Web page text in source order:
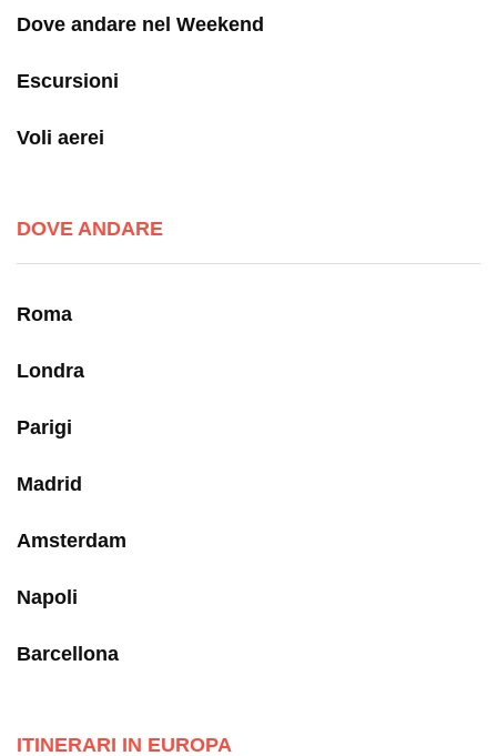
Dove andare nel Weekend
Escursioni
Voli aerei
DOVE ANDARE
Roma
Londra
Parigi
Madrid
Amsterdam
Napoli
Barcellona
ITINERARI IN EUROPA